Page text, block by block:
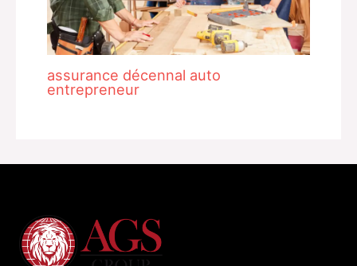
assurance décennal auto
entrepreneur